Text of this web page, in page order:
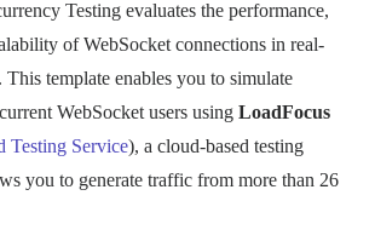
Testing evaluates the performance,
of WebSocket connections in real-
template enables you to simulate
WebSocket users using LoadFocus
Testing Service), a cloud-based testing
you to generate traffic from more than 26